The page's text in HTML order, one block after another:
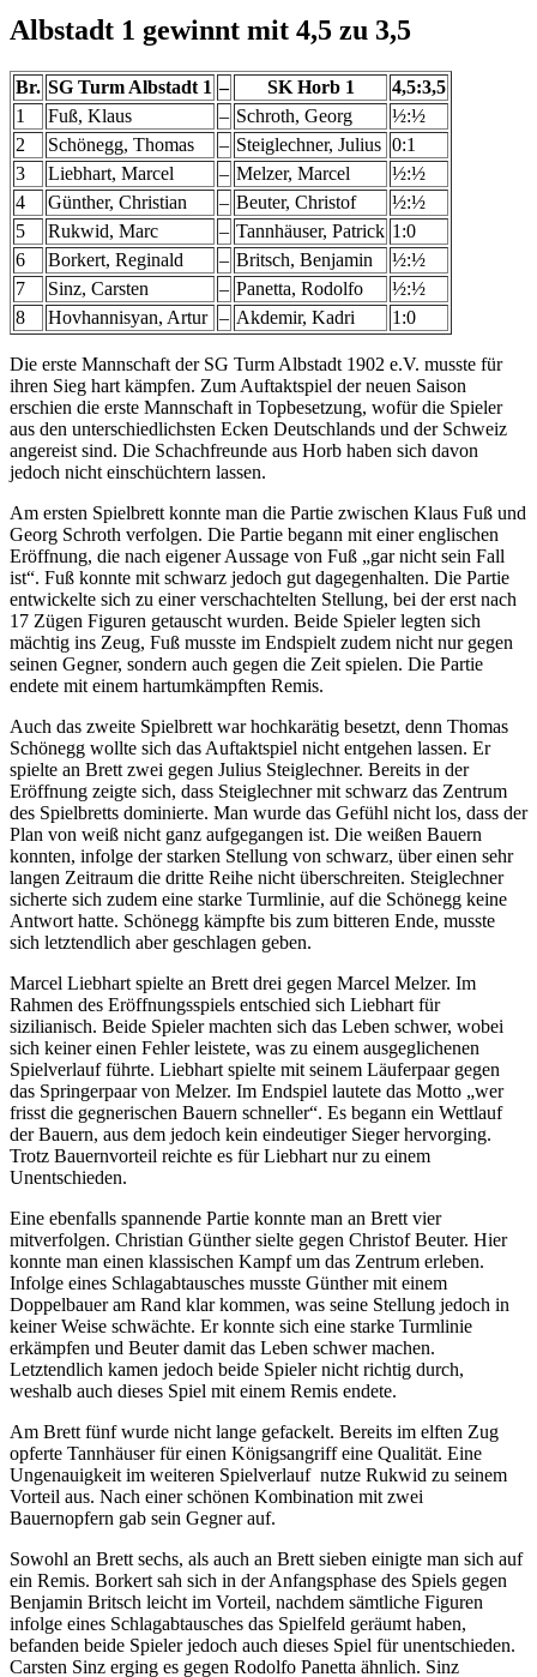
Albstadt 1 gewinnt mit 4,5 zu 3,5
Br. SG Turm Albstadt 1 – SK Horb 1
4,5:3,5
1
Fuß, Klaus – Schroth, Georg
½:½
2
Schönegg, Thomas – Steiglechner, Julius 0:1
3
Liebhart, Marcel – Melzer, Marcel
½:½
4
Günther, Christian – Beuter, Christof
½:½
5
Rukwid, Marc – Tannhäuser, Patrick 1:0
6
Borkert, Reginald – Britsch, Benjamin
½:½
7
Sinz, Carsten – Panetta, Rodolfo
½:½
8
Hovhannisyan, Artur – Akdemir, Kadri 1:0
Die erste Mannschaft der SG Turm Albstadt 1902 e.V. musste für
ihren Sieg hart kämpfen. Zum Auftaktspiel der neuen Saison
erschien die erste Mannschaft in Topbesetzung, wofür die Spieler
aus den unterschiedlichsten Ecken Deutschlands und der Schweiz
angereist sind. Die Schachfreunde aus Horb haben sich davon
jedoch nicht einschüchtern lassen.
Am ersten Spielbrett konnte man die Partie zwischen Klaus Fuß und
Georg Schroth verfolgen. Die Partie begann mit einer englischen
Eröffnung, die nach eigener Aussage von Fuß „gar nicht sein Fall
ist“. Fuß konnte mit schwarz jedoch gut dagegenhalten. Die Partie
entwickelte sich zu einer verschachtelten Stellung, bei der erst nach
17 Zügen Figuren getauscht wurden. Beide Spieler legten sich
mächtig ins Zeug, Fuß musste im Endspielt zudem nicht nur gegen
seinen Gegner, sondern auch gegen die Zeit spielen. Die Partie
endete mit einem hartumkämpften Remis.
Auch das zweite Spielbrett war hochkarätig besetzt, denn Thomas
Schönegg wollte sich das Auftaktspiel nicht entgehen lassen. Er
spielte an Brett zwei gegen Julius Steiglechner. Bereits in der
Eröffnung zeigte sich, dass Steiglechner mit schwarz das Zentrum
des Spielbretts dominierte. Man wurde das Gefühl nicht los, dass der
Plan von weiß nicht ganz aufgegangen ist. Die weißen Bauern
konnten, infolge der starken Stellung von schwarz, über einen sehr
langen Zeitraum die dritte Reihe nicht überschreiten. Steiglechner
sicherte sich zudem eine starke Turmlinie, auf die Schönegg keine
Antwort hatte. Schönegg kämpfte bis zum bitteren Ende, musste
sich letztendlich aber geschlagen geben.
Marcel Liebhart spielte an Brett drei gegen Marcel Melzer. Im
Rahmen des Eröffnungsspiels entschied sich Liebhart für
sizilianisch. Beide Spieler machten sich das Leben schwer, wobei
sich keiner einen Fehler leistete, was zu einem ausgeglichenen
Spielverlauf führte. Liebhart spielte mit seinem Läuferpaar gegen
das Springerpaar von Melzer. Im Endspiel lautete das Motto „wer
frisst die gegnerischen Bauern schneller“. Es begann ein Wettlauf
der Bauern, aus dem jedoch kein eindeutiger Sieger hervorging.
Trotz Bauernvorteil reichte es für Liebhart nur zu einem
Unentschieden.
Eine ebenfalls spannende Partie konnte man an Brett vier
mitverfolgen. Christian Günther sielte gegen Christof Beuter. Hier
konnte man einen klassischen Kampf um das Zentrum erleben.
Infolge eines Schlagabtausches musste Günther mit einem
Doppelbauer am Rand klar kommen, was seine Stellung jedoch in
keiner Weise schwächte. Er konnte sich eine starke Turmlinie
erkämpfen und Beuter damit das Leben schwer machen.
Letztendlich kamen jedoch beide Spieler nicht richtig durch,
weshalb auch dieses Spiel mit einem Remis endete.
Am Brett fünf wurde nicht lange gefackelt. Bereits im elften Zug
opferte Tannhäuser für einen Königsangriff eine Qualität. Eine
Ungenauigkeit im weiteren Spielverlauf nutze Rukwid zu seinem
Vorteil aus. Nach einer schönen Kombination mit zwei
Bauernopfern gab sein Gegner auf.
Sowohl an Brett sechs, als auch an Brett sieben einigte man sich auf
ein Remis. Borkert sah sich in der Anfangsphase des Spiels gegen
Benjamin Britsch leicht im Vorteil, nachdem sämtliche Figuren
infolge eines Schlagabtausches das Spielfeld geräumt haben,
befanden beide Spieler jedoch auch dieses Spiel für unentschieden.
Carsten Sinz erging es gegen Rodolfo Panetta ähnlich. Sinz